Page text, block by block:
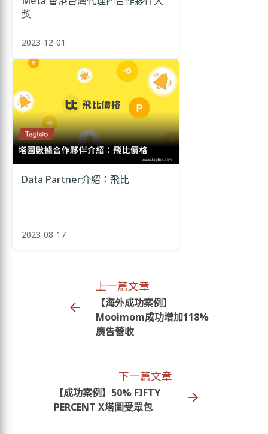
獎
2023-12-01
Data Partner介紹：飛比
2023-08-17
上一篇文章
【海外成功案例】
Mooimom成功增加118%
廣告營收
下一篇文章
【成功案例】50% FIFTY
PERCENT X塔圖受眾包